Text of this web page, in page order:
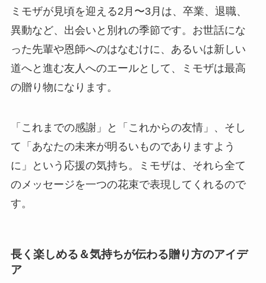
ミモザが見頃を迎える2月〜3月は、卒業、退職、
異動など、出会いと別れの季節です。お世話にな
った先輩や恩師へのはなむけに、あるいは新しい
道へと進む友人へのエールとして、ミモザは最高
の贈り物になります。
「これまでの感謝」と「これからの友情」、そし
て「あなたの未来が明るいものでありますよう
に」という応援の気持ち。ミモザは、それら全て
のメッセージを一つの花束で表現してくれるので
す。
長く楽しめる＆気持ちが伝わる贈り方のアイデ
ア